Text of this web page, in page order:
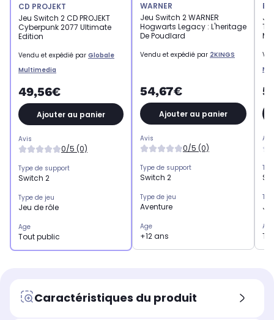
CD PROJEKT
Jeu Switch 2 CD PROJEKT
Cyberpunk 2077 Ultimate
Edition
Vendu et expédié par Globale
Multimedia
49,56€
Ajouter au panier
Avis
0/5 (0)
Type de support
Switch 2
Type de jeu
Jeu de rôle
Age
Tout public
WARNER
Jeu Switch 2 WARNER
Hogwarts Legacy : L'heritage
De Poudlard
Vendu et expédié par 2KINGS
54,67€
Ajouter au panier
Avis
0/5 (0)
Type de support
Switch 2
Type de jeu
Aventure
Age
+12 ans
Age
Caractéristiques du produit